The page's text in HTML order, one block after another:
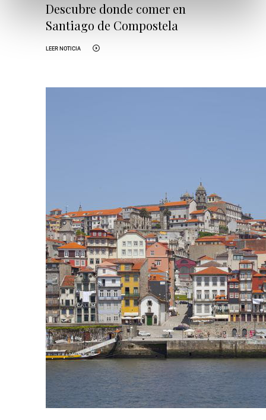
Descubre donde comer en
Santiago de Compostela
LEER NOTICIA